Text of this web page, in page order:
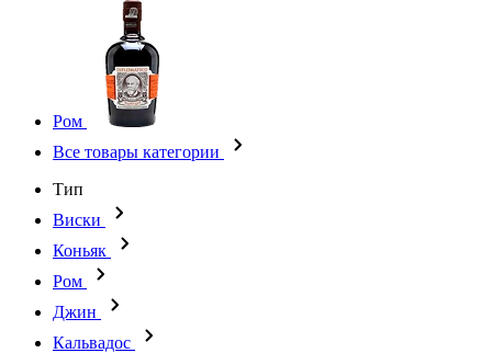
Ром
Все товары категории
Тип
Виски
Коньяк
Ром
Джин
Кальвадос